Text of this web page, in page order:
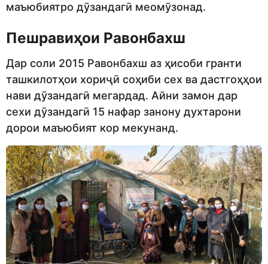
маъюбиятро дӯзандагӣ меомӯзонад.
Пешравиҳои Равонбахш
Дар соли 2015 Равонбахш аз ҳисоби гранти
ташкилотҳои хориҷӣ соҳиби сех ва дастгоҳҳои
нави дӯзандагӣ мегардад. Айни замон дар
сехи дӯзандагӣ 15 нафар занону духтарони
дорои маъюбият кор мекунанд.